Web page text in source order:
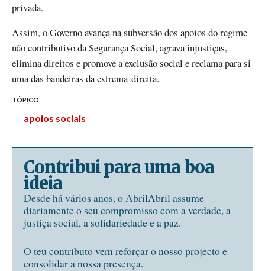
privada.
Assim, o Governo avança na subversão dos apoios do regime
não contributivo da Segurança Social, agrava injustiças,
elimina direitos e promove a exclusão social e reclama para si
uma das bandeiras da extrema-direita.
TÓPICO
apoios sociais
Contribui para uma boa
ideia
Desde há vários anos, o AbrilAbril assume
diariamente o seu compromisso com a verdade, a
justiça social, a solidariedade e a paz.
O teu contributo vem reforçar o nosso projecto e
consolidar a nossa presença.